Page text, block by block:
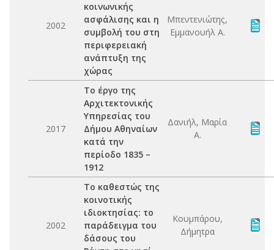
2002
κοινωνικής
ασφάλισης και η
συμβολή του στη
περιφερειακή
ανάπτυξη της
χώρας
Μπεντενιώτης,
Εμμανουήλ Α.
2017
Το έργο της
Αρχιτεκτονικής
Υπηρεσίας του
Δήμου Αθηναίων
κατά την
περίοδο 1835 –
1912
Δανιήλ, Μαρία
Α.
2002
Το καθεστώς της
κοινοτικής
ιδιοκτησίας: το
παράδειγμα του
δάσους του
Κουμπάρου,
Δήμητρα